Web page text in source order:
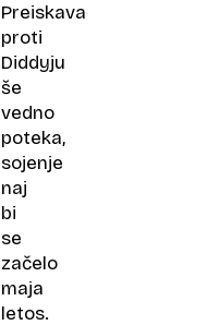
Preiskava
proti
Diddyju
še
vedno
poteka,
sojenje
naj
bi
se
začelo
maja
letos.